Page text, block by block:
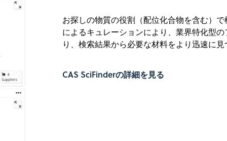
お探しの物質の役割（配位化合物を含む）
によるキュレーションにより、業界特化型
り、検索結果から必要な材料をより迅速に見
CAS SciFinderの詳細を見る